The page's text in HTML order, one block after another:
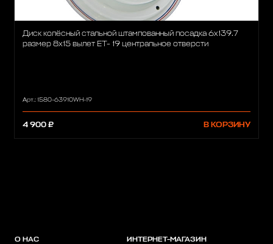
Диск колёсный стальной штампованный посадка 6x139.7
размер 8х15 вылет ET- 19 центральное отверсти
Арт.: 1580-63910WH-19
4 900 ₽ В КОРЗИНУ
О НАС ИНТЕРНЕТ-МАГАЗИН